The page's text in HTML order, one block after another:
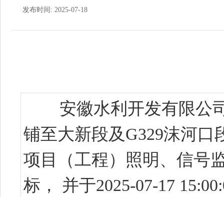
发布时间: 2025-07-18
安徽水利开发有限公
铺至大新段及G329沫河
项目（工程）照明、信号
标， 并于2025-07-17